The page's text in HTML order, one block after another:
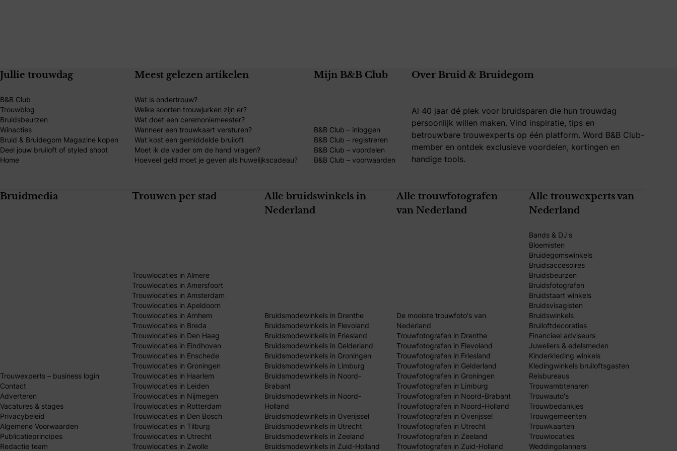
Jullie trouwdag
B&B Club
Trouwblog
Bruidsbeurzen
Winacties
Bruid & Bruidegom Magazine kopen
Deel jouw bruiloft of styled shoot
Home
Meest gelezen artikelen
Wat is ondertrouw?
Welke soorten trouwjurken zijn er?
Wat doet een ceremoniemeester?
Wanneer een trouwkaart versturen?
Wat kost een gemiddelde bruiloft
Moet ik de vader om de hand vragen?
Hoeveel geld moet je geven als huwelijkscadeau?
Mijn B&B Club
B&B Club – inloggen
B&B Club – registreren
B&B Club – voordelen
B&B Club – voorwaarden
Over Bruid & Bruidegom
Al 40 jaar dé plek voor bruidsparen die hun trouwdag
persoonlijk willen maken. Vind inspiratie, tips en
betrouwbare trouwexperts op één platform. Word B&B Club-
member en ontdek exclusieve voordelen, kortingen en
handige tools.
Bruidmedia
Trouwexperts – business login
Contact
Adverteren
Vacatures & stages
Privacybeleid
Algemene Voorwaarden
Publicatieprincipes
Redactie team
Trouwen per stad
Trouwlocaties in Almere
Trouwlocaties in Amersfoort
Trouwlocaties in Amsterdam
Trouwlocaties in Apeldoorn
Trouwlocaties in Arnhem
Trouwlocaties in Breda
Trouwlocaties in Den Haag
Trouwlocaties in Eindhoven
Trouwlocaties in Enschede
Trouwlocaties in Groningen
Trouwlocaties in Haarlem
Trouwlocaties in Leiden
Trouwlocaties in Nijmegen
Trouwlocaties in Rotterdam
Trouwlocaties in Den Bosch
Trouwlocaties in Tilburg
Trouwlocaties in Utrecht
Trouwlocaties in Zwolle
Alle bruidswinkels in
Nederland
Bruidsmodewinkels in Drenthe
Bruidsmodewinkels in Flevoland
Bruidsmodewinkels in Friesland
Bruidsmodewinkels in Gelderland
Bruidsmodewinkels in Groningen
Bruidsmodewinkels in Limburg
Bruidsmodewinkels in Noord-
Brabant
Bruidsmodewinkels in Noord-
Holland
Bruidsmodewinkels in Overijssel
Bruidsmodewinkels in Utrecht
Bruidsmodewinkels in Zeeland
Bruidsmodewinkels in Zuid-Holland
Alle trouwfotografen
van Nederland
De mooiste trouwfoto's van
Nederland
Trouwfotografen in Drenthe
Trouwfotografen in Flevoland
Trouwfotografen in Friesland
Trouwfotografen in Gelderland
Trouwfotografen in Groningen
Trouwfotografen in Limburg
Trouwfotografen in Noord-Brabant
Trouwfotografen in Noord-Holland
Trouwfotografen in Overijssel
Trouwfotografen in Utrecht
Trouwfotografen in Zeeland
Trouwfotografen in Zuid-Holland
Alle trouwexperts van
Nederland
Bands & DJ's
Bloemisten
Bruidegomswinkels
Bruidsaccesoires
Bruidsbeurzen
Bruidsfotografen
Bruidstaart winkels
Bruidsvisagisten
Bruidswinkels
Bruiloftdecoraties
Financieel adviseurs
Juweliers & edelsmeden
Kinderkleding winkels
Kledingwinkels bruiloftsgasten
Reisbureaus
Trouwambtenaren
Trouwauto's
Trouwbedankjes
Trouwgemeenten
Trouwkaarten
Trouwlocaties
Weddingplanners